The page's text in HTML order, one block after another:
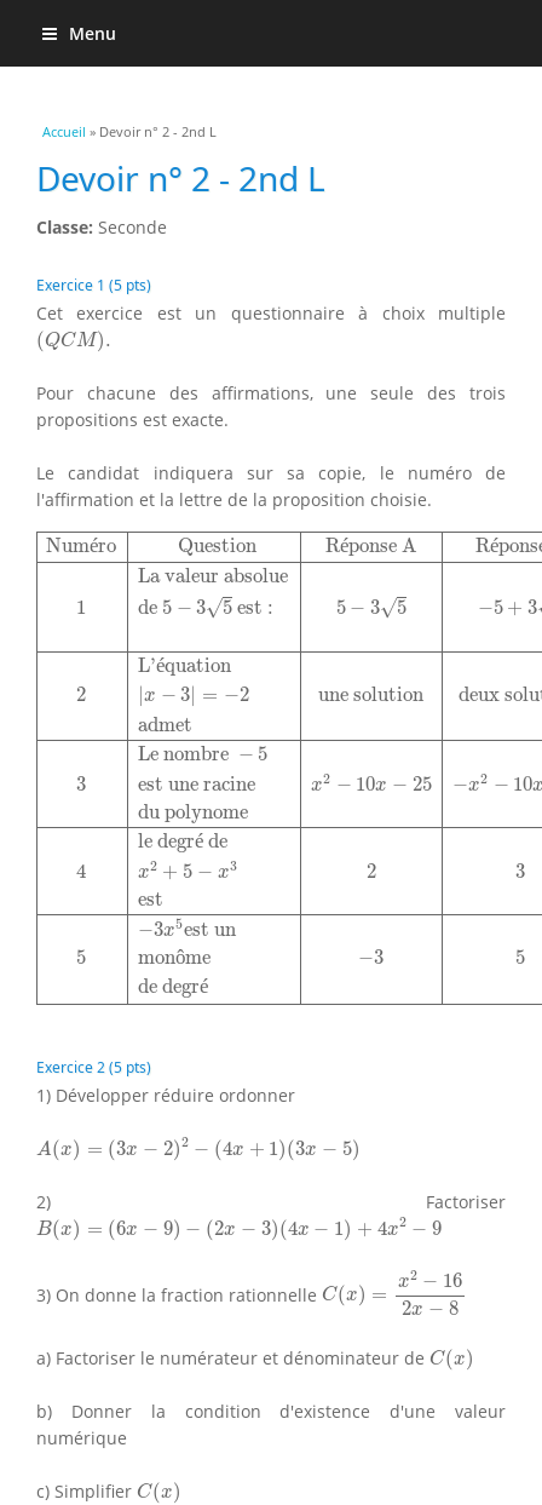
Menu
Vous êtes ici
Accueil » Devoir n° 2 - 2nd L
Devoir n° 2 - 2nd L
Classe: Seconde
Exercice 1 (5 pts)
Cet exercice est un questionnaire à choix multiple
(QCM).
(QCM).
Pour chacune des affirmations, une seule des trois
propositions est exacte.
Le candidat indiquera sur sa copie, le numéro de
l'affirmation et la lettre de la proposition choisie.
Numéro Question Réponse A Ré
La valeur absolue
1
de 5 − 3√5 est : 5 − 3√5 −5 + 3
L'équation
2
x − 3 = −2 une solution
deux
admet
Le nombre − 5
3
est une racine x2 − 10x − 25 −x2 − 10
du polynome
le degré de
4
x2 + 5 − x3 2
3
est
−3x5est un
5
monôme −3
5
de degré
NuméroQuestionRéponse ARéponse BRéponse CLa
Exercice 2 (5 pts)
1) Développer réduire ordonner
A(x) = (3x − 2)2 − (4x + 1)(3x − 5)
A (x = x− −(4x 1 ( − 5)
2) Factoriser
B(x) = (6x − 9) − (2x − 3)(4x − 1) + 4x2 − 9
B(x = x− 2x 3)(4 1)+ 4 9
3) On donne la fraction rationnelle C(x) =
x2 − 16
2x − 8
16 x−
a) Factoriser le numérateur et dénominateur de C(x)
C(x
b) Donner la condition d'existence d'une valeur
numérique
c) Simplifier C(x)
C(x